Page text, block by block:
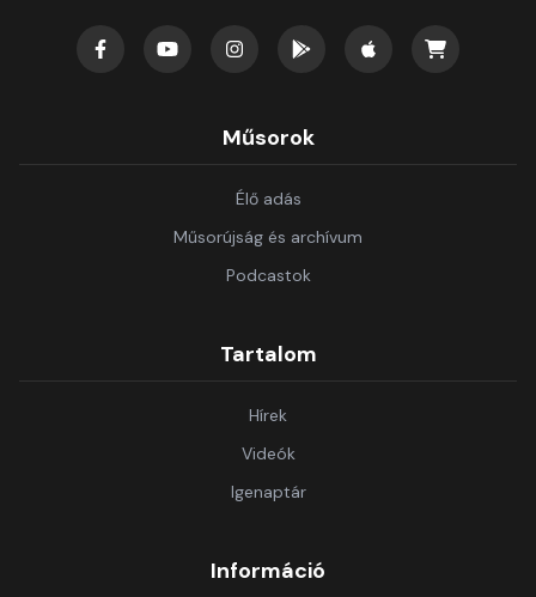
Műsorok
Élő adás
Műsorújság és archívum
Podcastok
Tartalom
Hírek
Videók
Igenaptár
Információ